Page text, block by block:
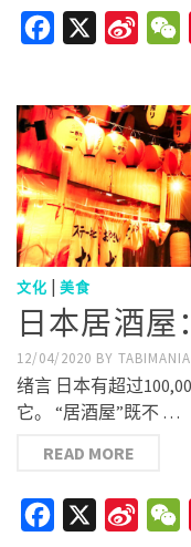
Facebook
Sina
文化 | 美食
日本居酒屋
12/04/2020 BY
绪言 日本有超过
它。 “居酒屋”既不 …
READ MORE
Facebook
Sina